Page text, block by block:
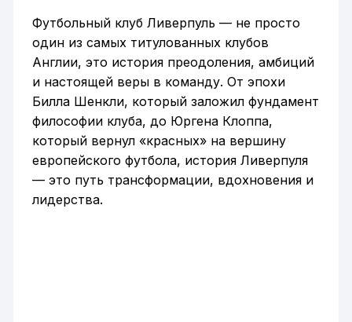
Футбольный клуб Ливерпуль — не просто
один из самых титулованных клубов
Англии, это история преодоления, амбиций
и настоящей веры в команду. От эпохи
Билла Шенкли, который заложил фундамент
философии клуба, до Юргена Клоппа,
который вернул «красных» на вершину
европейского футбола, история Ливерпуля
— это путь трансформации, вдохновения и
лидерства.